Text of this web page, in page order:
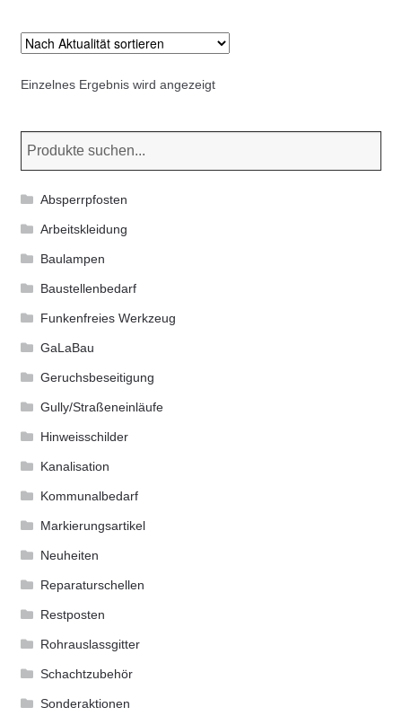
Stadtmöblierung
Vermessung
Werkzeuge
Einzelnes Ergebnis wird angezeigt
Absperrpfosten
Arbeitskleidung
Baulampen
Baustellenbedarf
Funkenfreies Werkzeug
GaLaBau
Geruchsbeseitigung
Gully/Straßeneinläufe
Hinweisschilder
Kanalisation
Kommunalbedarf
Markierungsartikel
Neuheiten
Reparaturschellen
Restposten
Rohrauslassgitter
Schachtzubehör
Sonderaktionen